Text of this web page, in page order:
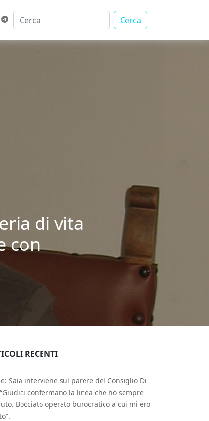
Cerca
di vita
con
RECENTI
Saia interviene sul parere del Consiglio Di
confermano la linea che ho sempre
Bocciato operato burocratico a cui mi ero